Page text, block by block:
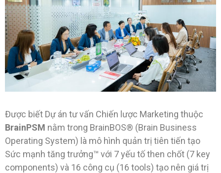
Được biết Dự án tư vấn Chiến lược Marketing thuộc
BrainPSM nằm trong BrainBOS® (Brain Business
Operating System) là mô hình quản trị tiên tiến tạo
Sức mạnh tăng trưởng™ với 7 yếu tố then chốt (7 key
components) và 16 công cụ (16 tools) tạo nên giá trị